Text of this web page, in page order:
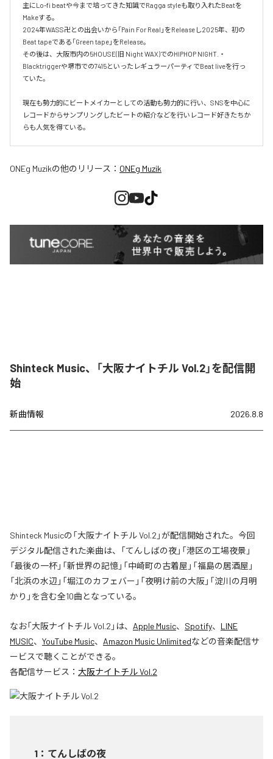
主にLo-fi beatや今まで培ってきた知識でRagga styleも取り入れたBeatを
Makeする。
2024年WASS卍との出会いから「Pain For Real」をReleaseし2025年、初の
Beat tapeである「Green tape」をRelease。
その後は、大阪市内の5HOUSE(旧 Night WAX)でのHIPHOP NIGHT.・
Blacktriggerや堺市での7415といったレギュラーパーティでBeat liveを行っ
ていた。
現在も勢力的にビートメイカーとしての活動も勢力的に行い、SNSを中心に
レコードからサンプリングしたビートの紹介などを行いレコード好きたちか
らも人気を得ている。
ONEg Muzikの他のリリース： ONEg Muzik
Shinteck Music、「大阪ナイトチル Vol.2」を配信開
始
新曲情報 2026.8.8
Shinteck Musicの「大阪ナイトチル Vol.2」が配信開始された。今回
デジタル配信された楽曲は、「てんしばの夜」「港区の工場夜景」
「最後の一杯」「新世界の記憶」「中崎町の古着屋」「福島の居酒屋」
「北浜の水辺」「堀江のカフェバー」「夜明け前の大阪」「淀川の月明
かり」を含む全10曲となっている。
なお「大阪ナイトチル Vol.2 」は、 Apple Music、 Spotify、 LINE
MUSIC、 YouTube Music、 Amazon Music Unlimitedなどの音楽配信サ
ービスで聴くことができる。
各配信サービス： 大阪ナイトチル Vol.2
1 ： てんしばの夜